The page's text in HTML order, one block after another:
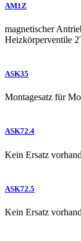
AM1Z
magnetischer
Heizkörperventile
ASK35
Montagesatz für
ASK72.4
Kein Ersatz
ASK72.5
Kein Ersatz